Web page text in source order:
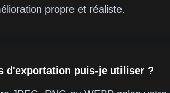
propre et réaliste.
d'exportation puis-je utiliser ?